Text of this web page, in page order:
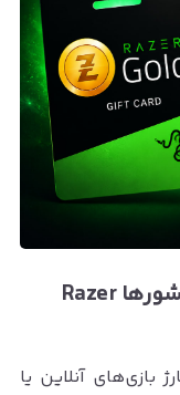
خرید گیفت کارت ریزر گلد تمام کشورها Razer
بازی‌های آنلاین یا